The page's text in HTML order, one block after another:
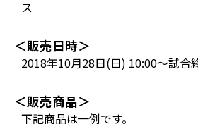
ス
＜販売日時＞
2018年10月28日(日) 10:00～試合
＜販売商品＞
下記商品は一例です。